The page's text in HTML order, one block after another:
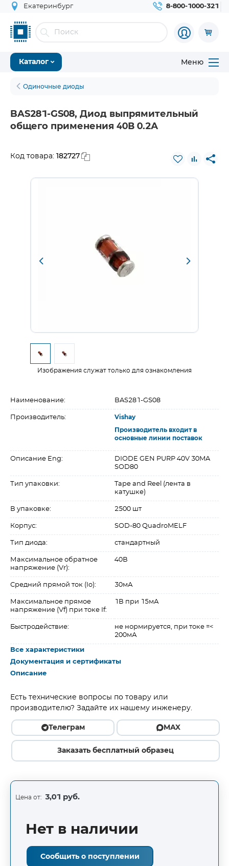
Екатеринбург 8-800-1000-321
Каталог Меню
Одиночные диоды
BAS281-GS08, Диод выпрямительный
общего применения 40В 0.2А
Код товара: 182727
Изображения служат только для ознакомления
Наименование: BAS281-GS08
Производитель: Vishay
Производитель входит в
основные линии поставок
Описание Eng:
DIODE GEN PURP 40V 30MA
SOD80
Тип упаковки:
Tape and Reel (лента в
катушке)
В упаковке: 2500 шт
Корпус: SOD-80 QuadroMELF
Тип диода: стандартный
Максимальное обратное
напряжение (Vr):
40В
Средний прямой ток (Io): 30мА
Максимальное прямое
напряжение (Vf) при токе If:
1В при 15мА
Быстродействие:
не нормируется, при токе =<
200мА
Все характеристики
Документация и сертификаты
Описание
Есть технические вопросы по товару или
производителю? Задайте их нашему инженеру.
Телеграм MAX
Заказать бесплатный образец
Цена от: 3,01 руб.
Нет в наличии
Сообщить о поступлении